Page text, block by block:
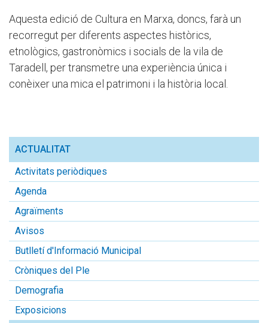
Aquesta edició de Cultura en Marxa, doncs, farà un
recorregut per diferents aspectes històrics,
etnològics, gastronòmics i socials de la vila de
Taradell, per transmetre una experiència única i
conèixer una mica el patrimoni i la història local.
ACTUALITAT
Activitats periòdiques
Agenda
Agraïments
Avisos
Butlletí d'Informació Municipal
Cròniques del Ple
Demografia
Exposicions